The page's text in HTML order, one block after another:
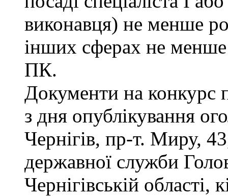
виконавця) не менше
інших сферах не
ПК.
Документи на конкурс
з дня опублікування
Чернігів, пр-т. Миру,
державної служби
Чернігівській